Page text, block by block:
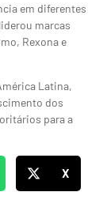
em diferentes
marcas
Rexona e
Latina,
dos
para a
X